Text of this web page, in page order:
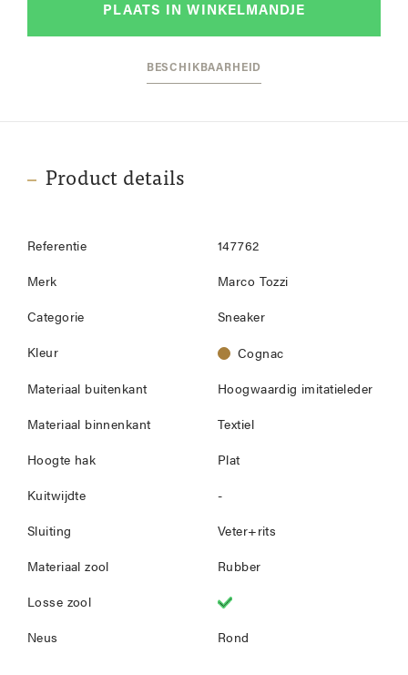
PLAATS IN WINKELMANDJE
BESCHIKBAARHEID
Product details
Referentie 147762
Merk Marco Tozzi
Categorie Sneaker
Kleur Cognac
Materiaal buitenkant Hoogwaardig imitatieleder
Materiaal binnenkant Textiel
Hoogte hak Plat
Kuitwijdte -
Sluiting Veter+rits
Materiaal zool Rubber
Losse zool
Neus Rond